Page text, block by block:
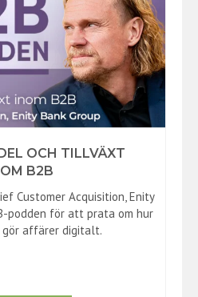
OCH TILLVÄXT
B2B
Customer Acquisition, Enity
podden för att prata om hur
gör affärer digitalt.